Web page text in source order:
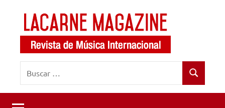
contenido
LaCarne
Magazine
de
música
internacional
Buscar